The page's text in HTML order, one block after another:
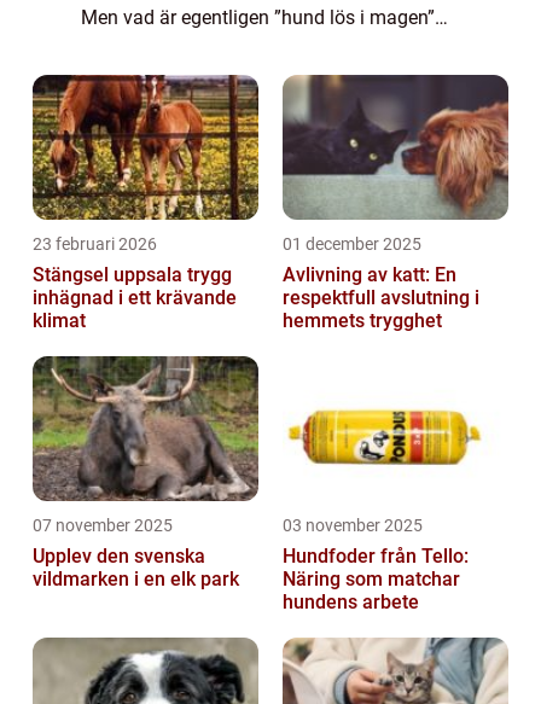
Men vad är egentligen ”hund lös i magen”
I denna artikel kommer vi at...
23 februari 2026
Stängsel uppsala trygg
inhägnad i ett krävande
klimat
01 december 2025
Avlivning av katt: En
respektfull avslutning i
hemmets trygghet
07 november 2025
Upplev den svenska
vildmarken i en elk park
03 november 2025
Hundfoder från Tello:
Näring som matchar
hundens arbete